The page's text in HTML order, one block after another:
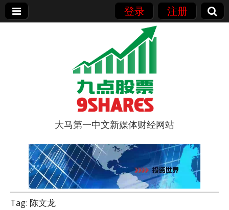
登录 注册
9点股票
大马第一中文新媒体财经网站
Tag: 陈文龙